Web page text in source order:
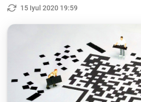
Budjet
To'lov va o'tkazmalar
Moliya bozori
15 Iyul 2020 19:59